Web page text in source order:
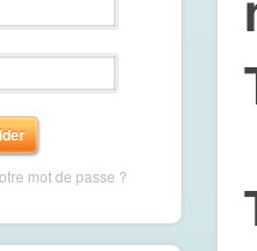
mot de passe ?